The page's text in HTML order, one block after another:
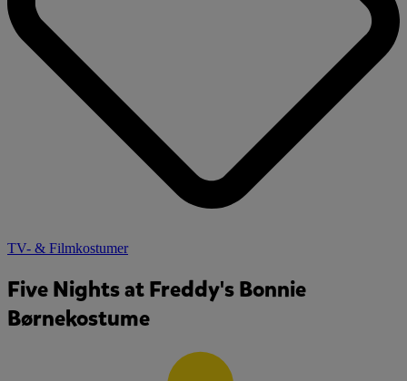
TV- & Filmkostumer
Five Nights at Freddy's Bonnie
Børnekostume